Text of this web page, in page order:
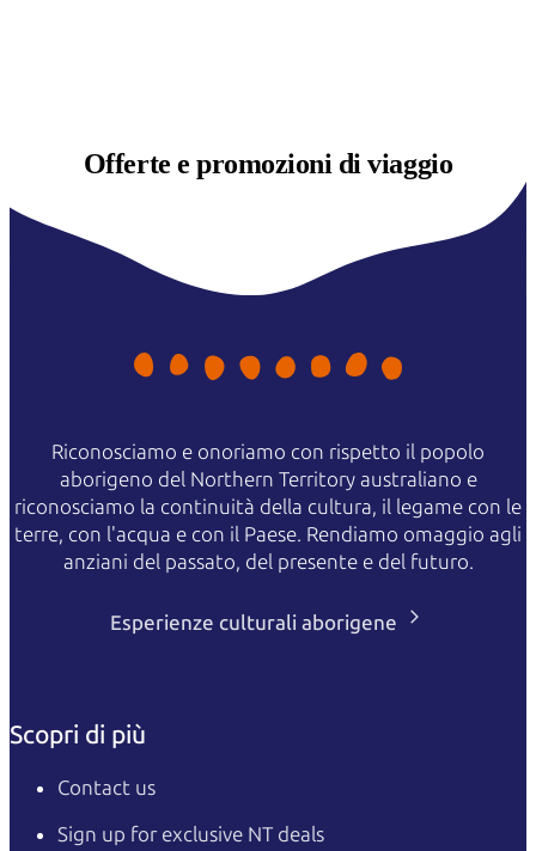
Offerte epromozioni di viaggio
Riconosciamo e onoriamo con rispetto il popolo
aborigeno del Northern Territory australiano e
riconosciamo la continuità della cultura, il legame con le
terre, con l'acqua e con il Paese. Rendiamo omaggio agli
anziani del passato, del presente e del futuro.
Esperienze culturali aborigene
Scopri di più
Contact us
Sign up for exclusive NT deals